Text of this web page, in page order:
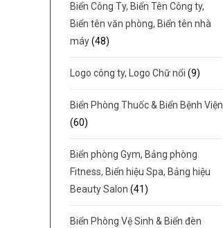
Biển Công Ty, Biển Tên Công ty,
Biển tên văn phòng, Biển tên nhà
máy(48)
Logo công ty, Logo Chữ nổi (9)
Biển Phòng Thuốc & Biển Bệnh Viện
(60)
Biển phòng Gym, Bảng phòng
Fitness, Biển hiệu Spa, Bảng hiệu
Beauty Salon (41)
Biển Phòng Vệ Sinh & Biển đèn